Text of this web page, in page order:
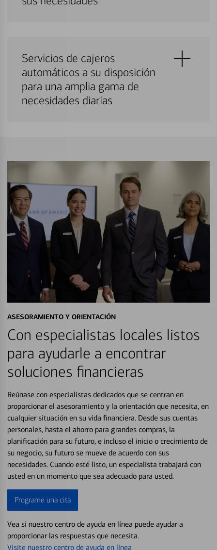
Servicios de cajeros
automáticos a su disposición
para una amplia gama de
necesidades diarias
ASESORAMIENTO Y ORIENTACIÓN
Con especialistas locales listos
para ayudarle a encontrar
soluciones financieras
Reúnase con especialistas dedicados que se centran en
proporcionar el asesoramiento y la orientación que necesita, en
cualquier situación en su vida financiera. Desde sus cuentas
personales, hasta el ahorro para grandes compras, la
planificación para su futuro, e incluso el inicio o crecimiento de
su negocio, su futuro se mueve de acuerdo con sus
necesidades. Cuando esté listo, un especialista trabajará con
usted en un momento que sea adecuado para usted.
Programe una cita
Vea si nuestro centro de ayuda en línea puede ayudar a
proporcionar las respuestas que necesita.
Visite nuestro centro de ayuda en línea